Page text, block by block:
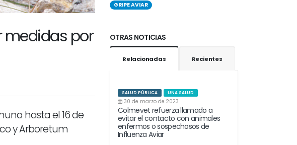
GRIPE AVIAR
OTRAS NOTICIAS
Relacionadas Recientes
SALUD PÚBLICA UNA SALUD
30 de marzo de 2023
Colmevet refuerza llamado a
evitar el contacto con animales
enfermos o sospechosos de
Influenza Aviar
medidas por
hasta el 16 de
y Arboretum